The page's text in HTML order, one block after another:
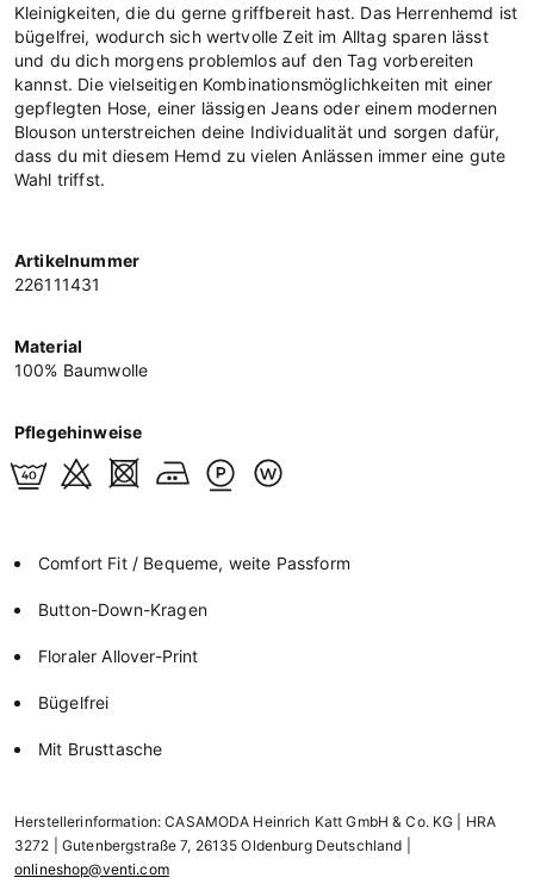
Kleinigkeiten, die du gerne griffbereit hast. Das Herrenhemd ist
bügelfrei, wodurch sich wertvolle Zeit im Alltag sparen lässt
und du dich morgens problemlos auf den Tag vorbereiten
kannst. Die vielseitigen Kombinationsmöglichkeiten mit einer
gepflegten Hose, einer lässigen Jeans oder einem modernen
Blouson unterstreichen deine Individualität und sorgen dafür,
dass du mit diesem Hemd zu vielen Anlässen immer eine gute
Wahl triffst.
Artikelnummer
226111431
Material
100% Baumwolle
Pflegehinweise
Comfort Fit / Bequeme, weite Passform
Button-Down-Kragen
Floraler Allover-Print
Bügelfrei
Mit Brusttasche
Herstellerinformation: CASAMODA Heinrich Katt GmbH & Co. KG | HRA
3272 | Gutenbergstraße 7, 26135 Oldenburg Deutschland |
onlineshop@venti.com